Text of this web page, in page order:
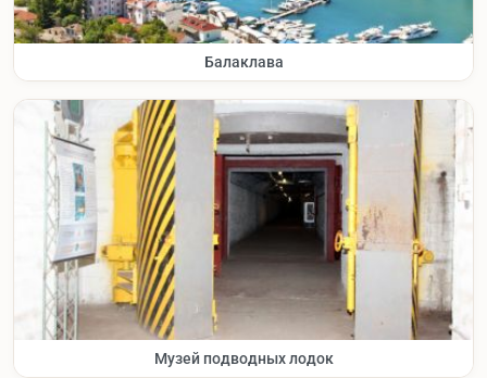
Балаклава
Музей подводных лодок